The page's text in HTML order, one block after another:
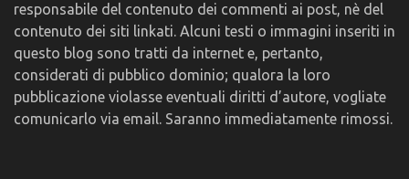
responsabile del contenuto dei commenti ai post, nè del
contenuto dei siti linkati. Alcuni testi o immagini inseriti in
questo blog sono tratti da internet e, pertanto,
considerati di pubblico dominio; qualora la loro
pubblicazione violasse eventuali diritti d’autore, vogliate
comunicarlo via email. Saranno immediatamente rimossi.